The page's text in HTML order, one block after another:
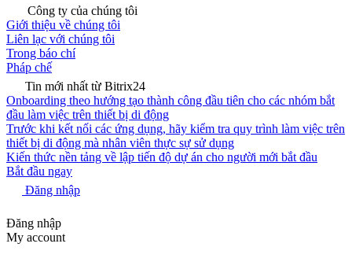
Công ty của chúng tôi
Giới thiệu về chúng tôi
Liên lạc với chúng tôi
Trong báo chí
Pháp chế
Tin mới nhất từ Bitrix24
Onboarding theo hướng tạo thành công đầu tiên cho các nhóm bắt
đầu làm việc trên thiết bị di động
Trước khi kết nối các ứng dụng, hãy kiểm tra quy trình làm việc trên
thiết bị di động mà nhân viên thực sự sử dụng
Kiến thức nền tảng về lập tiến độ dự án cho người mới bắt đầu
Bắt đầu ngay
Đăng nhập
Đăng nhập
My account